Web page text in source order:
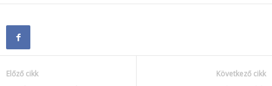
Előző cikk Következő cikk